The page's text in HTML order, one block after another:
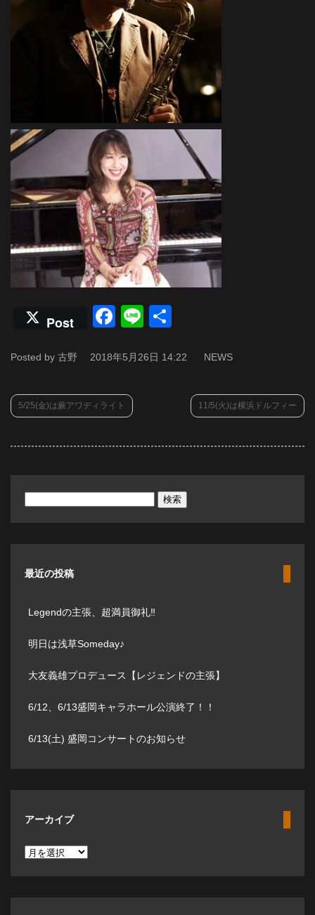
Post Facebook
Line
Posted by 古野 2018年5月26日 14:22 NEWS
5/25(金)は蕨アワディライト 11/5(火)は横浜ドルフィー
最近の投稿
Legendの主張、超満員御礼‼️
明日は浅草Someday♪
大友義雄プロデュース【レジェンドの主張】
6/12、6/13盛岡キャラホール公演終了！！
6/13(土) 盛岡コンサートのお知らせ
アーカイブ
ア